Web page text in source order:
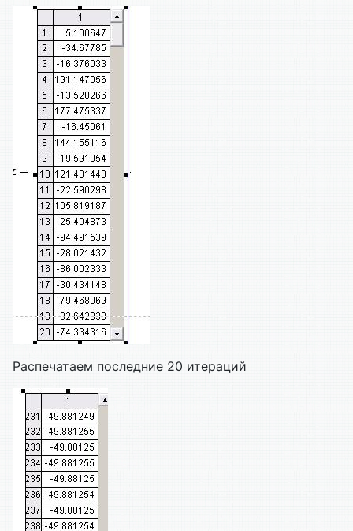
Распечатаем последние 20 итераций